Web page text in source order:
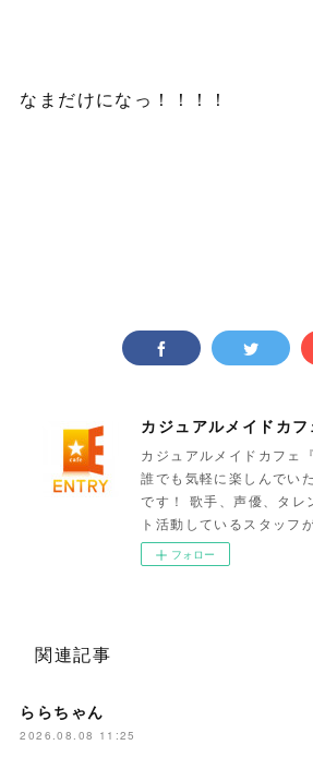
なまだけになっ！！！！
カジュアルメイドカフェ
誰でも気軽に楽しんでい
です！ 歌手、声優、タレ
ト活動しているスタッフ
フォロー
関連記事
ららちゃん
2026.08.08 11:25